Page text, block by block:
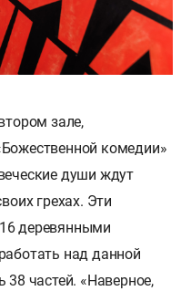
зале,
комедии»
души ждут
грехах. Эти
деревянными
над данной
38 частей. «Наверное,